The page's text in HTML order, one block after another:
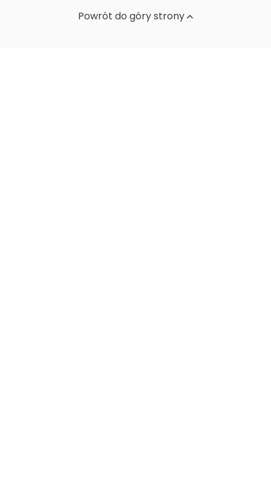
Ochrona danych osobowych
Powrót do góry strony